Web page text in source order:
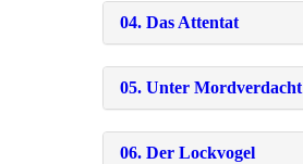
04. Das Attentat
05. Unter Mordverdacht
06. Der Lockvogel